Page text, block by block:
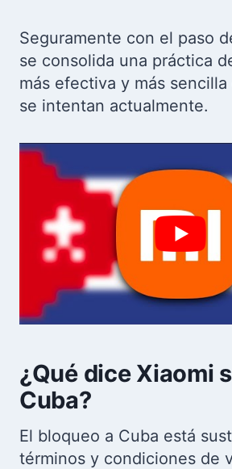
Seguramente con el paso
se consolida una práctica
más efectiva y más
se intentan actualmente.
¿Qué dice Xiaomi
Cuba?
El bloqueo a Cuba está
términos y condiciones de